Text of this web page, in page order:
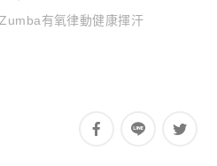
有氧律動健康揮汗